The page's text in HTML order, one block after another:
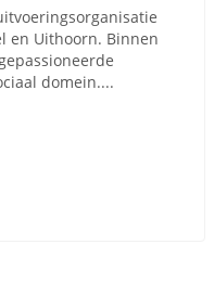
en Uithoorn. Binnen
domein....